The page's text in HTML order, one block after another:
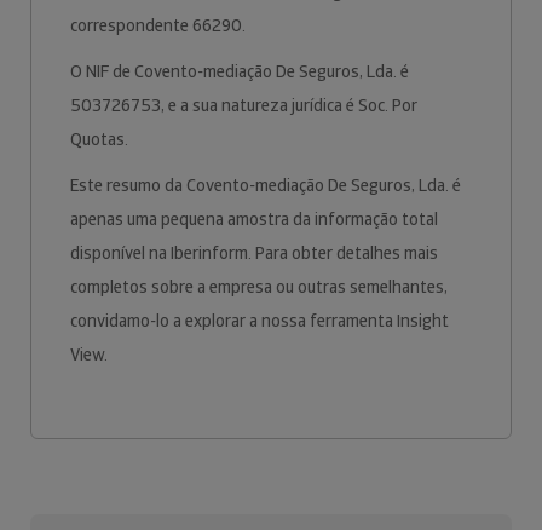
correspondente 66290.
O NIF de Covento-mediação De Seguros, Lda. é
503726753, e a sua natureza jurídica é Soc. Por
Quotas.
Este resumo da Covento-mediação De Seguros, Lda. é
apenas uma pequena amostra da informação total
disponível na Iberinform. Para obter detalhes mais
completos sobre a empresa ou outras semelhantes,
convidamo-lo a explorar a nossa ferramenta Insight
View.